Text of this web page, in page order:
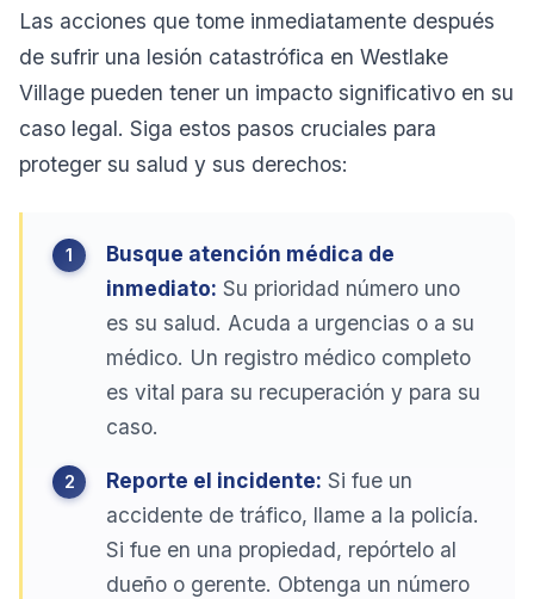
Las acciones que tome inmediatamente después
de sufrir una lesión catastrófica en Westlake
Village pueden tener un impacto significativo en su
caso legal. Siga estos pasos cruciales para
proteger su salud y sus derechos:
Busque atención médica de
inmediato: Su prioridad número uno
es su salud. Acuda a urgencias o a su
médico. Un registro médico completo
es vital para su recuperación y para su
caso.
Reporte el incidente: Si fue un
accidente de tráfico, llame a la policía.
Si fue en una propiedad, repórtelo al
dueño o gerente. Obtenga un número